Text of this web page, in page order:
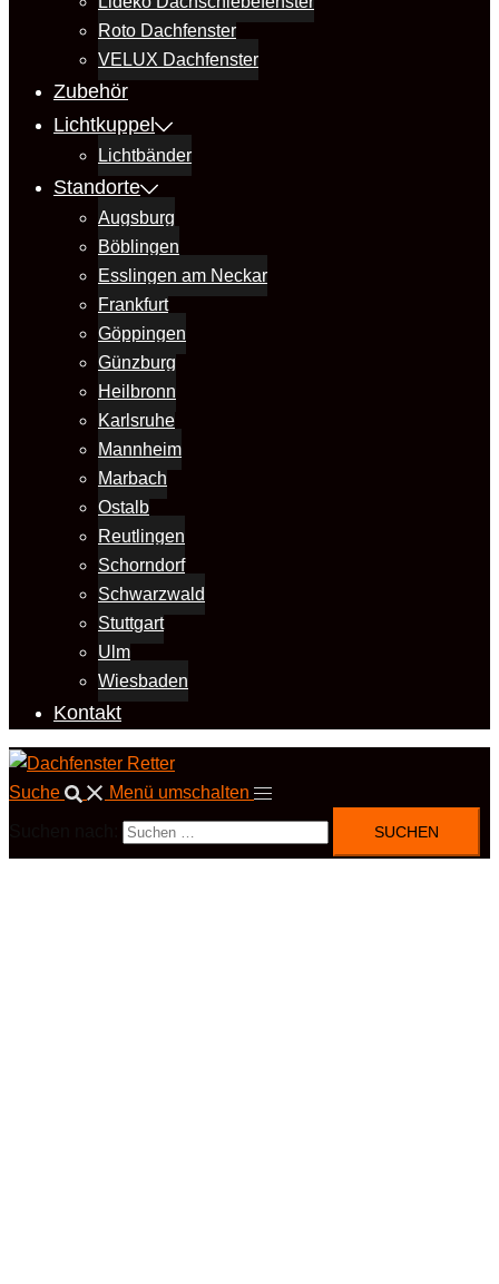
Roto Dachfenster
VELUX Dachfenster
Zubehör
Lichtkuppel
Lichtbänder
Standorte
Augsburg
Böblingen
Esslingen am Neckar
Frankfurt
Göppingen
Günzburg
Heilbronn
Karlsruhe
Mannheim
Marbach
Ostalb
Reutlingen
Schorndorf
Schwarzwald
Stuttgart
Ulm
Wiesbaden
Kontakt
Suche Menü umschalten